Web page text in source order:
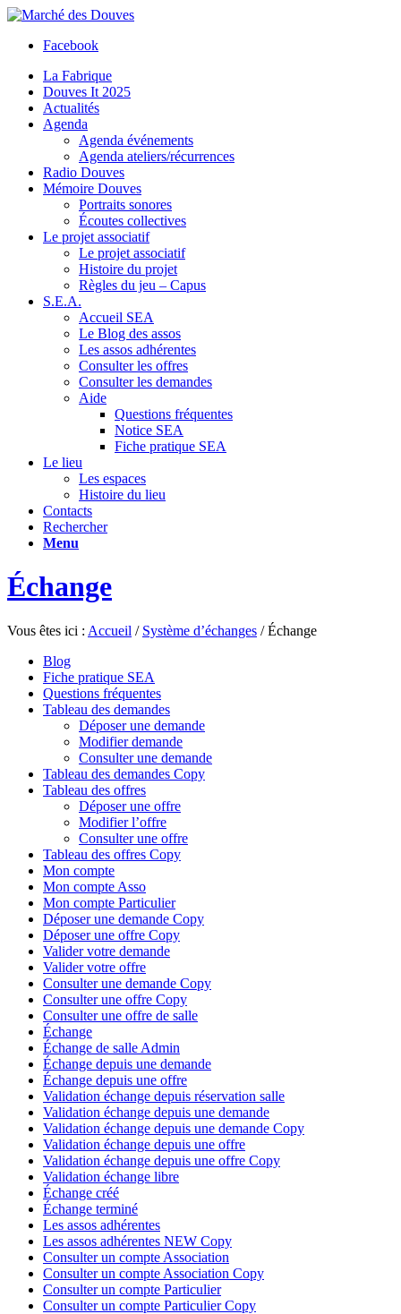
Facebook
La Fabrique
Douves It 2025
Actualités
Agenda
Agenda événements
Agenda ateliers/récurrences
Radio Douves
Mémoire Douves
Portraits sonores
Écoutes collectives
Le projet associatif
Le projet associatif
Histoire du projet
Règles du jeu – Capus
S.E.A.
Accueil SEA
Le Blog des assos
Les assos adhérentes
Consulter les offres
Consulter les demandes
Aide
Questions fréquentes
Notice SEA
Fiche pratique SEA
Le lieu
Les espaces
Histoire du lieu
Contacts
Rechercher
Menu
Échange
Vous êtes ici : Accueil / Système d’échanges / Échange
Blog
Fiche pratique SEA
Questions fréquentes
Tableau des demandes
Déposer une demande
Modifier demande
Consulter une demande
Tableau des demandes Copy
Tableau des offres
Déposer une offre
Modifier l’offre
Consulter une offre
Tableau des offres Copy
Mon compte
Mon compte Asso
Mon compte Particulier
Déposer une demande Copy
Déposer une offre Copy
Valider votre demande
Valider votre offre
Consulter une demande Copy
Consulter une offre Copy
Consulter une offre de salle
Échange
Échange de salle Admin
Échange depuis une demande
Échange depuis une offre
Validation échange depuis réservation salle
Validation échange depuis une demande
Validation échange depuis une demande Copy
Validation échange depuis une offre
Validation échange depuis une offre Copy
Validation échange libre
Échange créé
Échange terminé
Les assos adhérentes
Les assos adhérentes NEW Copy
Consulter un compte Association
Consulter un compte Association Copy
Consulter un compte Particulier
Consulter un compte Particulier Copy